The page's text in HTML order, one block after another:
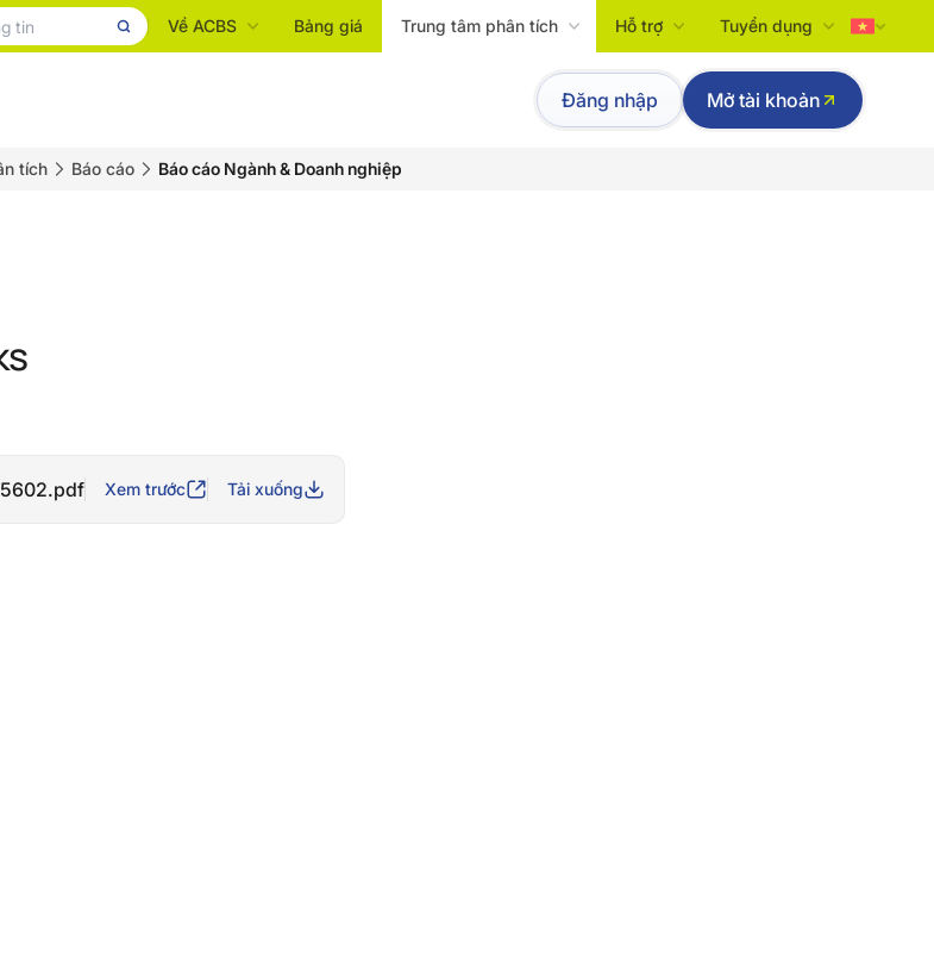
Về ACBS Bảng giá Trung tâm phân tích Hỗ trợ Tuyển dụng
Tiếng Việt
English
Đăng nhập Mở tài khoản
tích Báo cáo Báo cáo Ngành & Doanh nghiệp
Xem trước Tải xuống